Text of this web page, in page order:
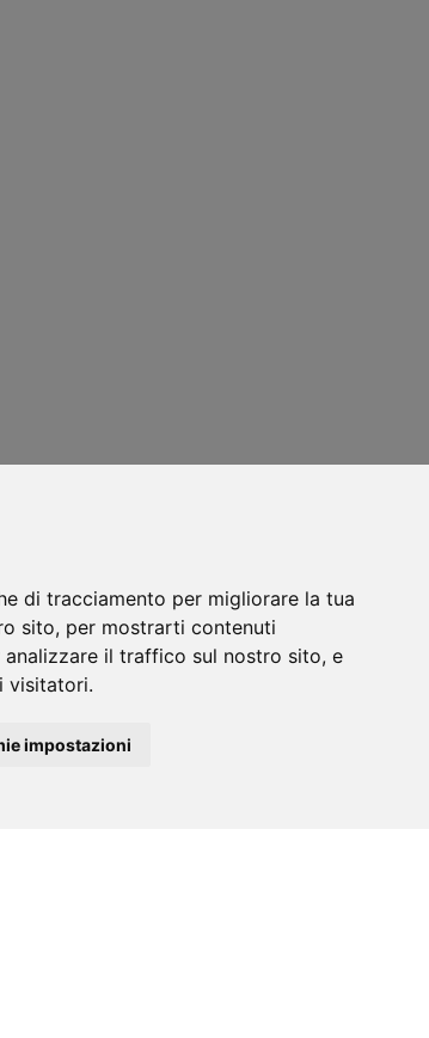
di tracciamento per migliorare la tua
sito, per mostrarti contenuti
il traffico sul nostro sito, e
visitatori.
impostazioni